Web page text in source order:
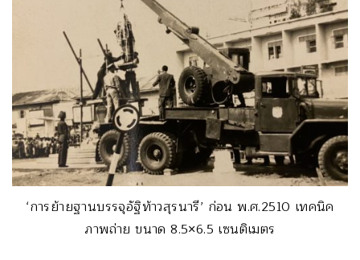
‘การย้ายฐานบรรจุอัฐิท้าวสุรนารี’ ก่อน พ.ศ.2510 เทคนิค
ภาพถ่าย ขนาด 8.5×6.5 เซนติเมตร